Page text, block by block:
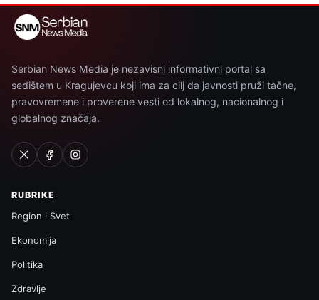
Serbian News Media je nezavisni informativni portal sa
sedištem u Kragujevcu koji ima za cilj da javnosti pruži tačne,
pravovremene i proverene vesti od lokalnog, nacionalnog i
globalnog značaja.
RUBRIKE
Region i Svet
Ekonomija
Politika
Zdravlje